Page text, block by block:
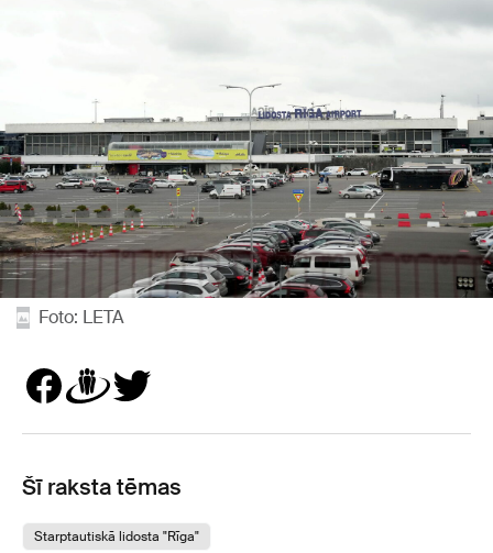
Foto: LETA
Šī raksta tēmas
Starptautiskā lidosta "Rīga"